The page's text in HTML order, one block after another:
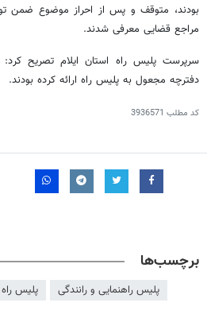
بودند، متوقف و پس از احراز موضوع ضمن
مراجع قضایی معرفی شدند.
سرپرست پلیس راه استان ایلام تصریح کرد:
دفترچه مجعول به پلیس راه ارائه کرده بودند.
کد مطلب 3936571
برچسب‌ها
پلیس راهنمایی و رانندگی پلیس راه